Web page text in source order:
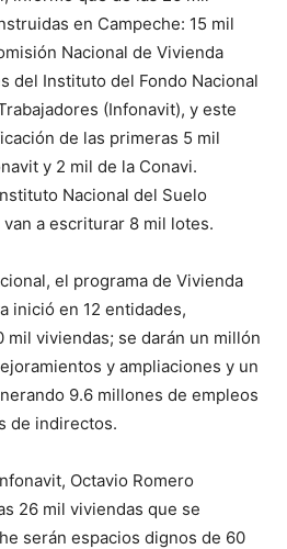
en Campeche: 15 mil
Nacional de Vivienda
del Instituto del Fondo Nacional
(Infonavit), y este
de las primeras 5 mil
y 2 mil de la Conavi.
Nacional del Suelo
a escriturar 8 mil lotes.
el programa de Vivienda
inició en 12 entidades,
mil viviendas; se darán un millón
y ampliaciones y un
9.6 millones de empleos
de indirectos.
Octavio Romero
26 mil viviendas que se
serán espacios dignos de 60